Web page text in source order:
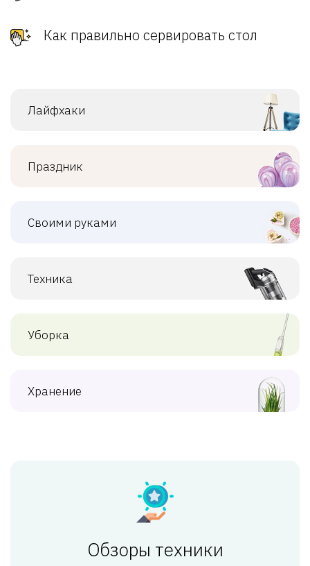
Как правильно сервировать стол
Лайфхаки
Праздник
Своими руками
Техника
Уборка
Хранение
Обзоры техники